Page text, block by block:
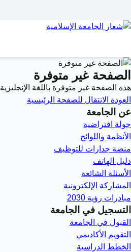
الصفحة غير متوفرة
هذه الصفحة غير متوفرة باللغة الإنجليزية
العودة الانتقال للصفحة الرئيسية
عن الجامعة
جولة افتراضية
الأنظمة واللوائح
منصة جدارات للتوظيف
دليل الهاتف
الأسئلة الشائعة
المشاركة الإلكترونية
مبادرات رؤية 2030
التسجيل في الجامعة
القبول في الجامعة
التقويم الأكاديمي
الخطط الدراسية